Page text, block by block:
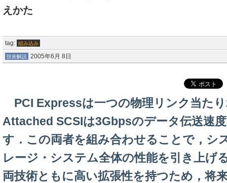
えかた
tag: 組み込み
技術解説 2005年6月 8日
PCI Expressは一つの物理リンク当た
Attached SCSIは3Gbpsのデータ伝送速
す．この両者を組み合わせることで，シ
レージ・システム全体の性能を引き上げ
両技術ともに高い拡張性を持つため，将